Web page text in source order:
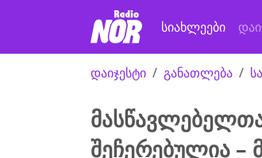
სიახლეები
დაიჯესტი განათლება
შეჩერებულია –